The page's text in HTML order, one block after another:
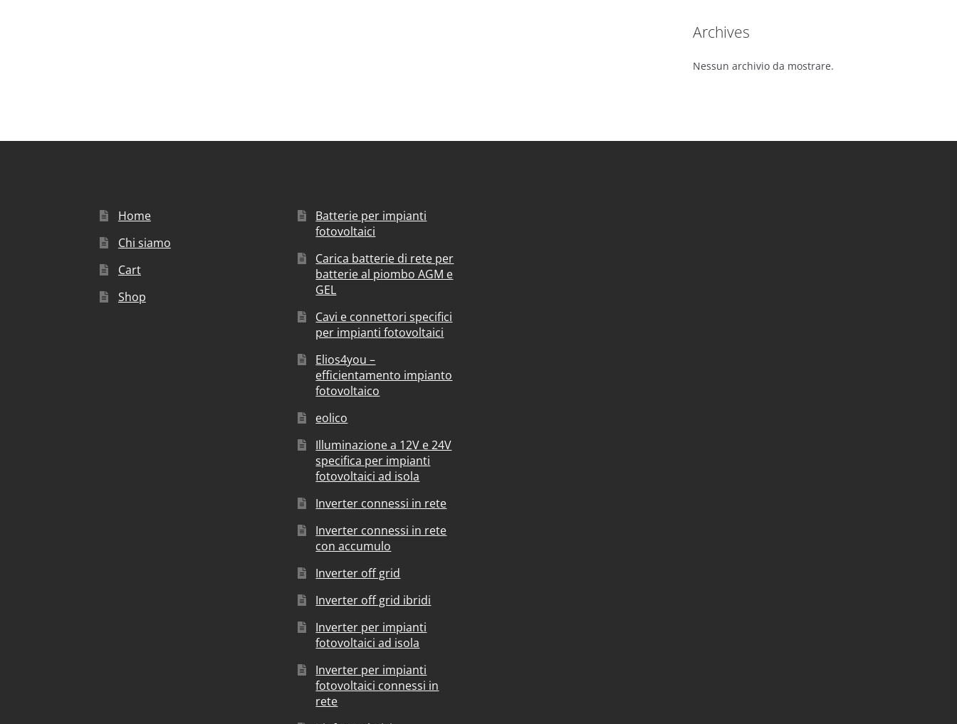
Archives
Nessun archivio da mostrare.
Home
Chi siamo
Cart
Shop
Batterie per impianti
fotovoltaici
Carica batterie di rete per
batterie al piombo AGM e
GEL
Cavi e connettori specifici
per impianti fotovoltaici
Elios4you –
efficientamento impianto
fotovoltaico
eolico
Illuminazione a 12V e 24V
specifica per impianti
fotovoltaici ad isola
Inverter connessi in rete
Inverter connessi in rete
con accumulo
Inverter off grid
Inverter off grid ibridi
Inverter per impianti
fotovoltaici ad isola
Inverter per impianti
fotovoltaici connessi in
rete